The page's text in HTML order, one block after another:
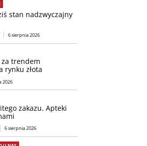
stan nadzwyczajny
6 sierpnia 2026
trendem
rynku złota
2026
zakazu. Apteki
6 sierpnia 2026